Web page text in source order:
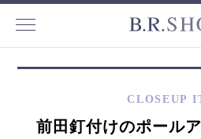
CLOSEUP
前田釘付けのポール